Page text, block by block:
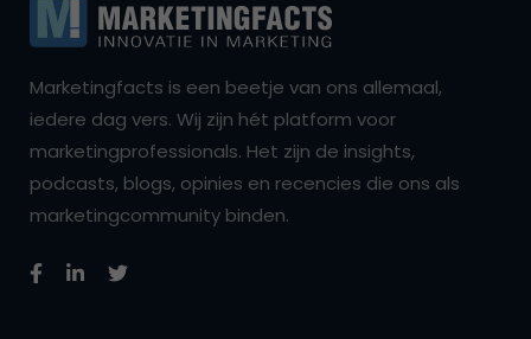
Marketingfacts is een beetje van ons allemaal,
iedere dag vers. Wij zijn hét platform voor
marketingprofessionals. Het zijn de insights,
podcasts, blogs, opinies en recencies die ons als
marketingcommunity binden.